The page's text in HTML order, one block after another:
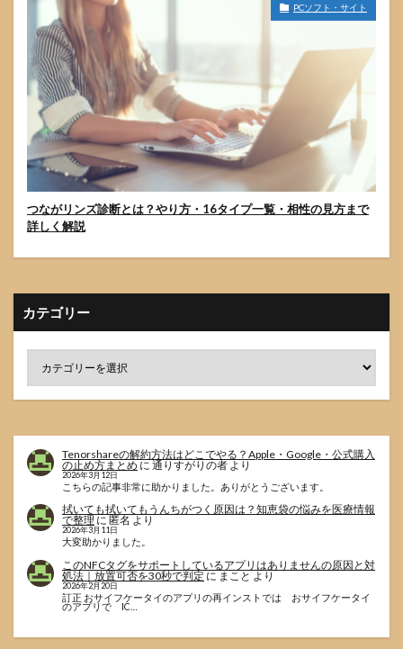
PCソフト・サイト
つながリンズ診断とは？やり方・16タイプ一覧・相性の見方まで
詳しく解説
カテゴリー
Tenorshareの解約方法はどこでやる？Apple・Google・公式購入
の止め方まとめ に 通りすがりの者 より
2026年3月12日
こちらの記事非常に助かりました。ありがとうございます。
拭いても拭いてもうんちがつく原因は？知恵袋の悩みを医療情報
で整理 に 匿名 より
2026年3月11日
大変助かりました。
このNFCタグをサポートしているアプリはありませんの原因と対
処法｜放置可否を30秒で判定 に まこと より
2026年2月20日
訂正 おサイフケータイのアプリの再インストでは おサイフケータイ
のアプリで IC…